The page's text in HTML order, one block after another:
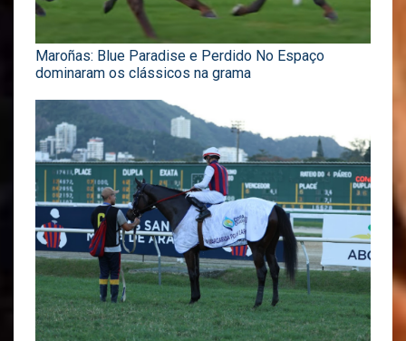
Maroñas: Blue Paradise e Perdido No Espaço
dominaram os clássicos na grama